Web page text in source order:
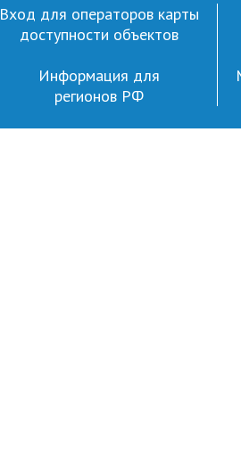
Вход для операторов карты
доступности объектов
Информация для
регионов РФ